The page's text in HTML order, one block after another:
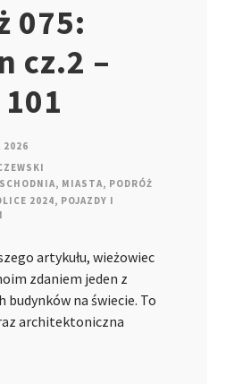
075:
cz.2 –
2026
, MIASTA, PODRÓŻ
2024, POJAZDY I
artykułu, wieżowiec
zdaniem jeden z
budynków na świecie. To
architektoniczna